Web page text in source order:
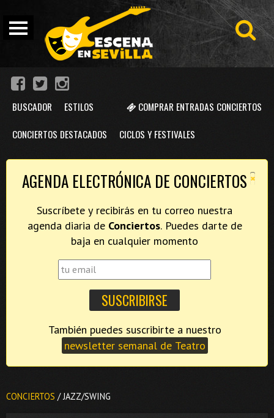
COMPRAR ENTRADAS CONCIERTOS
BUSCADOR ESTILOS
CONCIERTOS DESTACADOS CICLOS Y FESTIVALES
×
AGENDA ELECTRÓNICA DE CONCIERTOS
Suscríbete y recibirás en tu correo nuestra
agenda diaria de Conciertos. Puedes darte de
baja en cualquier momento
newsletter semanal de Teatro
CONCIERTOS / JAZZ/SWING